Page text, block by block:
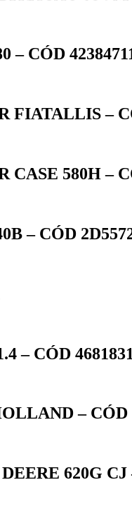
– CÓD
FIATALLIS –
CASE 580H –
– CÓD
– CÓD
– CÓD
620G CJ